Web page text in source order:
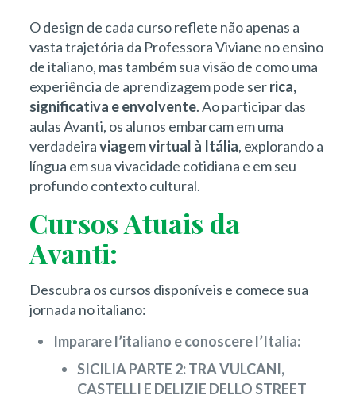
O design de cada curso reflete não apenas a
vasta trajetória da Professora Viviane no ensino
de italiano, mas também sua visão de como uma
experiência de aprendizagem pode serrica,
significativa e envolvente. Ao participar das
aulas Avanti, os alunos embarcam em uma
verdadeiraviagem virtual à Itália, explorando a
língua em sua vivacidade cotidiana e em seu
profundo contexto cultural.
Cursos Atuais da
Avanti:
Descubra os cursos disponíveis e comece sua
jornada no italiano:
Imparare l’italiano e conoscere l’Italia:
SICILIA PARTE 2: TRA VULCANI,
CASTELLI E DELIZIE DELLO STREET